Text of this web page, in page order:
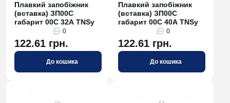
Плавкий запобіжник
(вставка) ЗП00C
габарит 00С 32А TNSy
0
122.61 грн.
До кошика
Плавкий запобіжник
(вставка) ЗП00C
габарит 00С 40А TNSy
0
122.61 грн.
До кошика